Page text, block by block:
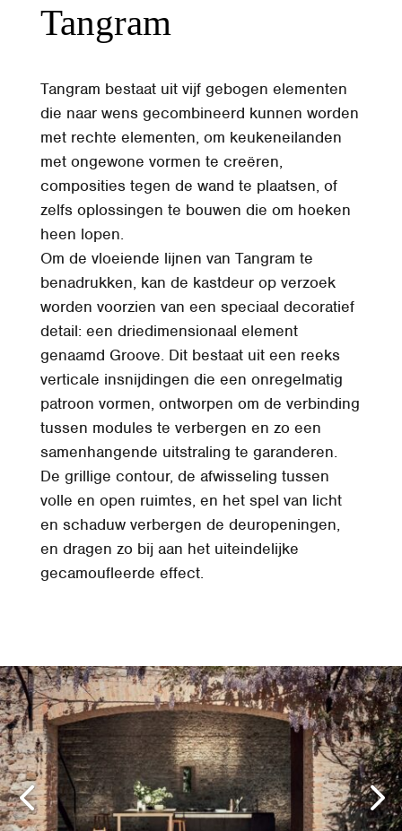
Tangram
Tangram bestaat uit vijf gebogen elementen
die naar wens gecombineerd kunnen worden
met rechte elementen, om keukeneilanden
met ongewone vormen te creëren,
composities tegen de wand te plaatsen, of
zelfs oplossingen te bouwen die om hoeken
heen lopen.
Om de vloeiende lijnen van Tangram te
benadrukken, kan de kastdeur op verzoek
worden voorzien van een speciaal decoratief
detail: een driedimensionaal element
genaamd Groove. Dit bestaat uit een reeks
verticale insnijdingen die een onregelmatig
patroon vormen, ontworpen om de verbinding
tussen modules te verbergen en zo een
samenhangende uitstraling te garanderen.
De grillige contour, de afwisseling tussen
volle en open ruimtes, en het spel van licht
en schaduw verbergen de deuropeningen,
en dragen zo bij aan het uiteindelijke
gecamoufleerde effect.